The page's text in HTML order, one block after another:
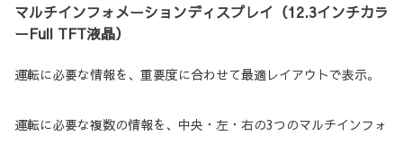
マルチインフォメーションディスプレイ（12.3インチカラ
ーFull TFT液晶）
運転に必要な情報を、重要度に合わせて最適レイアウトで表示。
運転に必要な複数の情報を、中央・左・右の3つのマルチインフォ